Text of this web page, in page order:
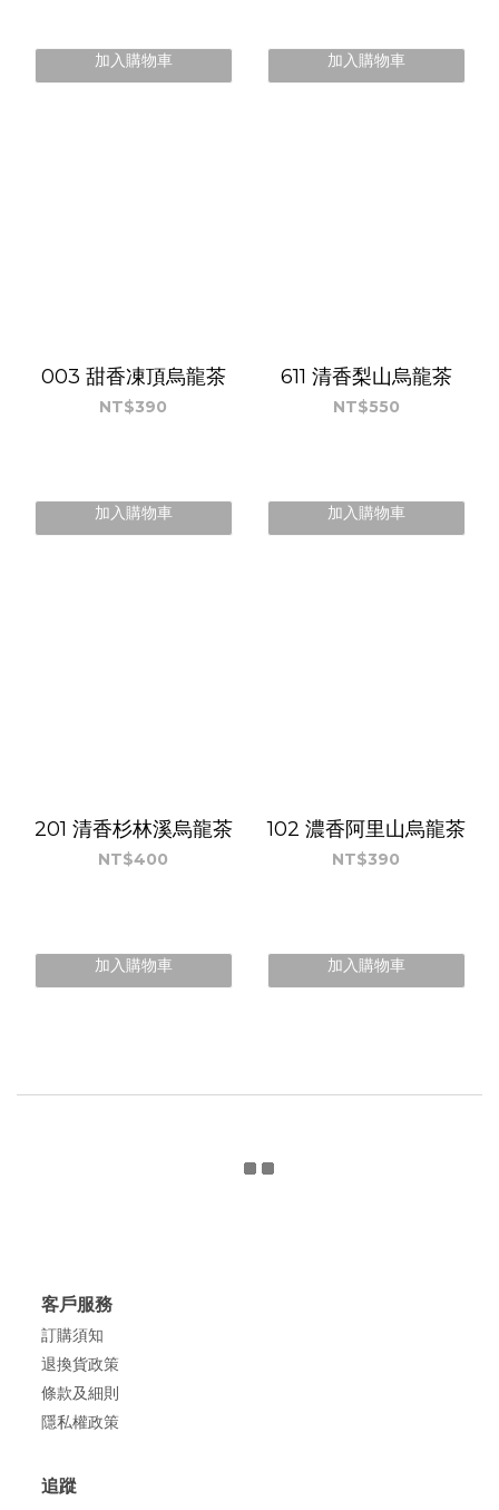
加入購物車 加入購物車
003 甜香凍頂烏龍茶
NT$390
加入購物車
611 清香梨山烏龍茶
NT$550
加入購物車
201 清香杉林溪烏龍茶
NT$400
加入購物車
102 濃香阿里山烏龍茶
NT$390
加入購物車
客戶服務
訂購須知
退換貨政策
條款及細則
隱私權政策
追蹤